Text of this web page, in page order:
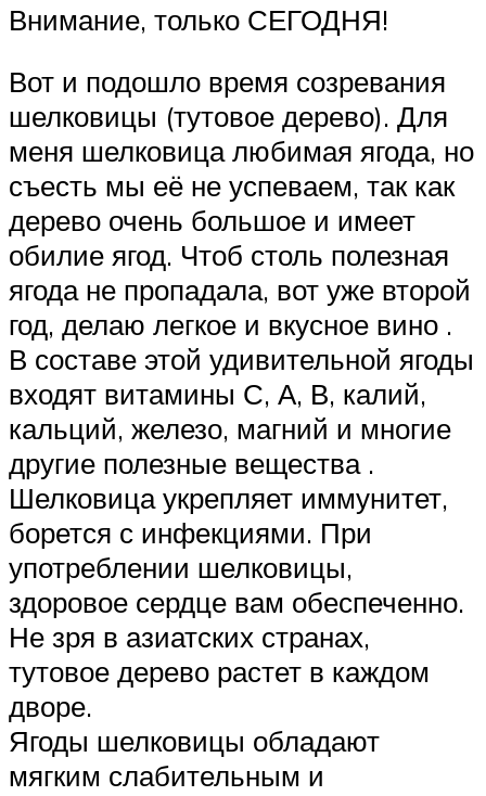
Внимание, только СЕГОДНЯ!
Вот и подошло время созревания
шелковицы (тутовое дерево). Для
меня шелковица любимая ягода, но
съесть мы её не успеваем, так как
дерево очень большое и имеет
обилие ягод. Чтоб столь полезная
ягода не пропадала, вот уже второй
год, делаю легкое и вкусное вино .
В составе этой удивительной ягоды
входят витамины С, А, В, калий,
кальций, железо, магний и многие
другие полезные вещества .
Шелковица укрепляет иммунитет,
борется с инфекциями. При
употреблении шелковицы,
здоровое сердце вам обеспеченно.
Не зря в азиатских странах,
тутовое дерево растет в каждом
дворе.
Ягоды шелковицы обладают
мягким слабительным и